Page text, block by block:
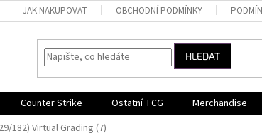
JAK NAKUPOVAT OBCHODNÍ PODMÍNKY
HLEDAT
Counter Strike Ostatní TCG Merchandise
182) Virtual Grading (7)